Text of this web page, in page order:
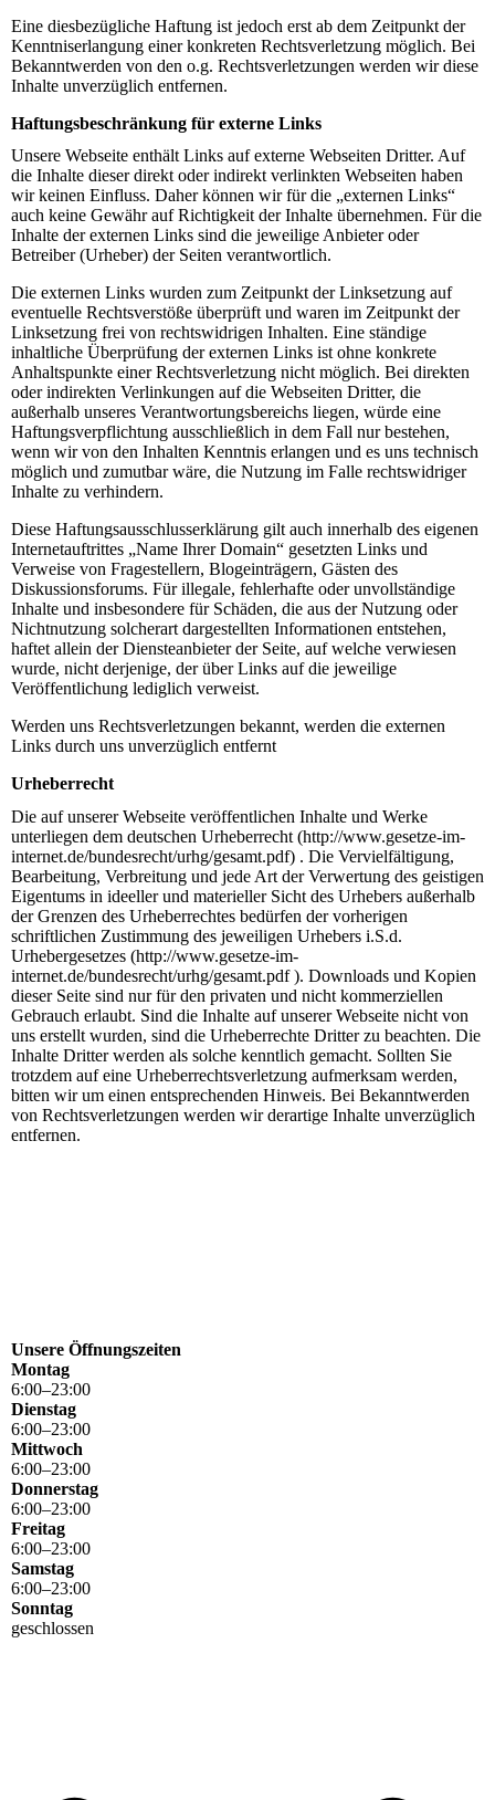
Eine diesbezügliche Haftung ist jedoch erst ab dem Zeitpunkt der
Kenntniserlangung einer konkreten Rechtsverletzung möglich. Bei
Bekanntwerden von den o.g. Rechtsverletzungen werden wir diese
Inhalte unverzüglich entfernen.
Haftungsbeschränkung für externe Links
Unsere Webseite enthält Links auf externe Webseiten Dritter. Auf
die Inhalte dieser direkt oder indirekt verlinkten Webseiten haben
wir keinen Einfluss. Daher können wir für die „externen Links“
auch keine Gewähr auf Richtigkeit der Inhalte übernehmen. Für die
Inhalte der externen Links sind die jeweilige Anbieter oder
Betreiber (Urheber) der Seiten verantwortlich.
Die externen Links wurden zum Zeitpunkt der Linksetzung auf
eventuelle Rechtsverstöße überprüft und waren im Zeitpunkt der
Linksetzung frei von rechtswidrigen Inhalten. Eine ständige
inhaltliche Überprüfung der externen Links ist ohne konkrete
Anhaltspunkte einer Rechtsverletzung nicht möglich. Bei direkten
oder indirekten Verlinkungen auf die Webseiten Dritter, die
außerhalb unseres Verantwortungsbereichs liegen, würde eine
Haftungsverpflichtung ausschließlich in dem Fall nur bestehen,
wenn wir von den Inhalten Kenntnis erlangen und es uns technisch
möglich und zumutbar wäre, die Nutzung im Falle rechtswidriger
Inhalte zu verhindern.
Diese Haftungsausschlusserklärung gilt auch innerhalb des eigenen
Internetauftrittes „Name Ihrer Domain“ gesetzten Links und
Verweise von Fragestellern, Blogeinträgern, Gästen des
Diskussionsforums. Für illegale, fehlerhafte oder unvollständige
Inhalte und insbesondere für Schäden, die aus der Nutzung oder
Nichtnutzung solcherart dargestellten Informationen entstehen,
haftet allein der Diensteanbieter der Seite, auf welche verwiesen
wurde, nicht derjenige, der über Links auf die jeweilige
Veröffentlichung lediglich verweist.
Werden uns Rechtsverletzungen bekannt, werden die externen
Links durch uns unverzüglich entfernt
Urheberrecht
Die auf unserer Webseite veröffentlichen Inhalte und Werke
unterliegen dem deutschen Urheberrecht (http://www.gesetze-im-
internet.de/bundesrecht/urhg/gesamt.pdf) . Die Vervielfältigung,
Bearbeitung, Verbreitung und jede Art der Verwertung des geistigen
Eigentums in ideeller und materieller Sicht des Urhebers außerhalb
der Grenzen des Urheberrechtes bedürfen der vorherigen
schriftlichen Zustimmung des jeweiligen Urhebers i.S.d.
Urhebergesetzes (http://www.gesetze-im-
internet.de/bundesrecht/urhg/gesamt.pdf ). Downloads und Kopien
dieser Seite sind nur für den privaten und nicht kommerziellen
Gebrauch erlaubt. Sind die Inhalte auf unserer Webseite nicht von
uns erstellt wurden, sind die Urheberrechte Dritter zu beachten. Die
Inhalte Dritter werden als solche kenntlich gemacht. Sollten Sie
trotzdem auf eine Urheberrechtsverletzung aufmerksam werden,
bitten wir um einen entsprechenden Hinweis. Bei Bekanntwerden
von Rechtsverletzungen werden wir derartige Inhalte unverzüglich
entfernen.
Unsere Öffnungszeiten
Montag
6:00–23:00
Dienstag
6:00–23:00
Mittwoch
6:00–23:00
Donnerstag
6:00–23:00
Freitag
6:00–23:00
Samstag
6:00–23:00
Sonntag
geschlossen